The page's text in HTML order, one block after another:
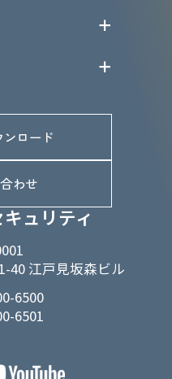
ュリティ
40 江戸見坂森ビル
6500
6501
ティ
ロード
わせ